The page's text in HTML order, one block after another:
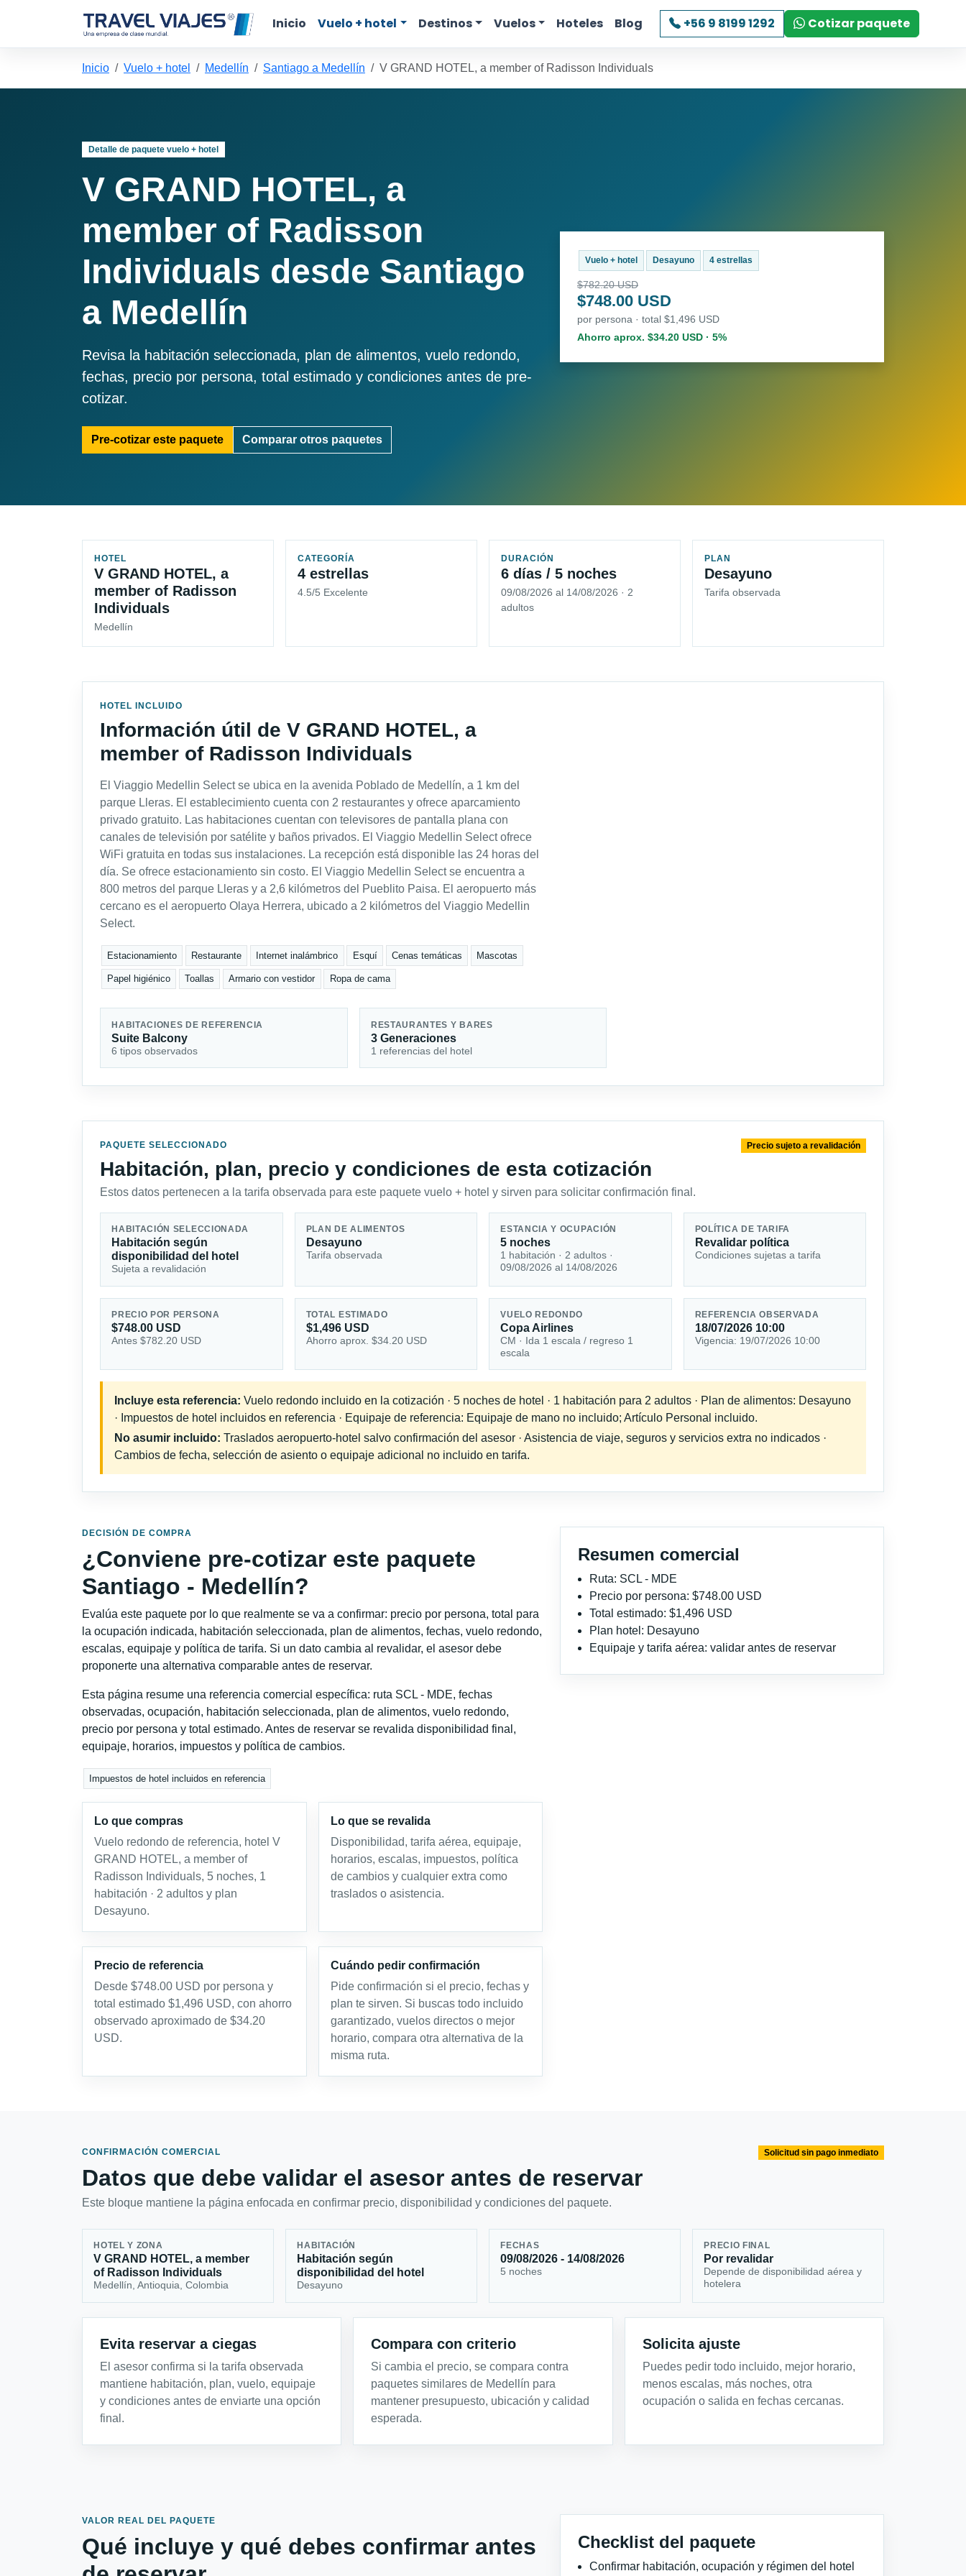
Inicio Vuelo + hotel Destinos Vuelos Hoteles Blog +56 9 8199 1292 Cotizar paquete
Inicio Vuelo + hotel Medellín Santiago a Medellín V GRAND HOTEL, a member of Radisson Individuals
Detalle de paquete vuelo + hotel
V GRAND HOTEL, a
member of Radisson
Individuals desde Santiago
a Medellín
Revisa la habitación seleccionada, plan de alimentos, vuelo redondo,
fechas, precio por persona, total estimado y condiciones antes de pre-
cotizar.
Pre-cotizar este paquete Comparar otros paquetes
Vuelo + hotel Desayuno 4 estrellas
$782.20 USD
$748.00 USD
por persona · total $1,496 USD
Ahorro aprox. $34.20 USD · 5%
HOTEL
V GRAND HOTEL, a
member of Radisson
Individuals
Medellín
CATEGORÍA
4 estrellas
4.5/5 Excelente
DURACIÓN
6 días / 5 noches
09/08/2026 al 14/08/2026 · 2
adultos
PLAN
Desayuno
Tarifa observada
HOTEL INCLUIDO
Información útil de V GRAND HOTEL, a
member of Radisson Individuals
El Viaggio Medellin Select se ubica en la avenida Poblado de Medellín, a 1 km del
parque Lleras. El establecimiento cuenta con 2 restaurantes y ofrece aparcamiento
privado gratuito. Las habitaciones cuentan con televisores de pantalla plana con
canales de televisión por satélite y baños privados. El Viaggio Medellin Select ofrece
WiFi gratuita en todas sus instalaciones. La recepción está disponible las 24 horas del
día. Se ofrece estacionamiento sin costo. El Viaggio Medellin Select se encuentra a
800 metros del parque Lleras y a 2,6 kilómetros del Pueblito Paisa. El aeropuerto más
cercano es el aeropuerto Olaya Herrera, ubicado a 2 kilómetros del Viaggio Medellin
Select.
Estacionamiento Restaurante Internet inalámbrico Esquí Cenas temáticas Mascotas
Papel higiénico Toallas Armario con vestidor Ropa de cama
HABITACIONES DE REFERENCIA
Suite Balcony
6 tipos observados
RESTAURANTES Y BARES
3 Generaciones
1 referencias del hotel
PAQUETE SELECCIONADO
Habitación, plan, precio y condiciones de esta cotización
Estos datos pertenecen a la tarifa observada para este paquete vuelo + hotel y sirven para solicitar confirmación final.
Precio sujeto a revalidación
HABITACIÓN SELECCIONADA
Habitación según
disponibilidad del hotel
Sujeta a revalidación
PLAN DE ALIMENTOS
Desayuno
Tarifa observada
ESTANCIA Y OCUPACIÓN
5 noches
1 habitación · 2 adultos ·
09/08/2026 al 14/08/2026
POLÍTICA DE TARIFA
Revalidar política
Condiciones sujetas a tarifa
PRECIO POR PERSONA
$748.00 USD
Antes $782.20 USD
TOTAL ESTIMADO
$1,496 USD
Ahorro aprox. $34.20 USD
VUELO REDONDO
Copa Airlines
CM · Ida 1 escala / regreso 1
escala
REFERENCIA OBSERVADA
18/07/2026 10:00
Vigencia: 19/07/2026 10:00
Incluye esta referencia: Vuelo redondo incluido en la cotización · 5 noches de hotel · 1 habitación para 2 adultos · Plan de alimentos: Desayuno
· Impuestos de hotel incluidos en referencia · Equipaje de referencia: Equipaje de mano no incluido; Artículo Personal incluido.
No asumir incluido: Traslados aeropuerto-hotel salvo confirmación del asesor · Asistencia de viaje, seguros y servicios extra no indicados ·
Cambios de fecha, selección de asiento o equipaje adicional no incluido en tarifa.
DECISIÓN DE COMPRA
¿Conviene pre-cotizar este paquete
Santiago - Medellín?
Evalúa este paquete por lo que realmente se va a confirmar: precio por persona, total para
la ocupación indicada, habitación seleccionada, plan de alimentos, fechas, vuelo redondo,
escalas, equipaje y política de tarifa. Si un dato cambia al revalidar, el asesor debe
proponerte una alternativa comparable antes de reservar.
Esta página resume una referencia comercial específica: ruta SCL - MDE, fechas
observadas, ocupación, habitación seleccionada, plan de alimentos, vuelo redondo,
precio por persona y total estimado. Antes de reservar se revalida disponibilidad final,
equipaje, horarios, impuestos y política de cambios.
Impuestos de hotel incluidos en referencia
Lo que compras
Vuelo redondo de referencia, hotel V
GRAND HOTEL, a member of
Radisson Individuals, 5 noches, 1
habitación · 2 adultos y plan
Desayuno.
Lo que se revalida
Disponibilidad, tarifa aérea, equipaje,
horarios, escalas, impuestos, política
de cambios y cualquier extra como
traslados o asistencia.
Precio de referencia
Desde $748.00 USD por persona y
total estimado $1,496 USD, con ahorro
observado aproximado de $34.20
USD.
Cuándo pedir confirmación
Pide confirmación si el precio, fechas y
plan te sirven. Si buscas todo incluido
garantizado, vuelos directos o mejor
horario, compara otra alternativa de la
misma ruta.
Resumen comercial
Ruta: SCL - MDE
Precio por persona: $748.00 USD
Total estimado: $1,496 USD
Plan hotel: Desayuno
Equipaje y tarifa aérea: validar antes de reservar
CONFIRMACIÓN COMERCIAL
Datos que debe validar el asesor antes de reservar
Este bloque mantiene la página enfocada en confirmar precio, disponibilidad y condiciones del paquete.
Solicitud sin pago inmediato
HOTEL Y ZONA
V GRAND HOTEL, a member
of Radisson Individuals
Medellín, Antioquia, Colombia
HABITACIÓN
Habitación según
disponibilidad del hotel
Desayuno
FECHAS
09/08/2026 - 14/08/2026
5 noches
PRECIO FINAL
Por revalidar
Depende de disponibilidad aérea y
hotelera
Evita reservar a ciegas
El asesor confirma si la tarifa observada
mantiene habitación, plan, vuelo, equipaje
y condiciones antes de enviarte una opción
final.
Compara con criterio
Si cambia el precio, se compara contra
paquetes similares de Medellín para
mantener presupuesto, ubicación y calidad
esperada.
Solicita ajuste
Puedes pedir todo incluido, mejor horario,
menos escalas, más noches, otra
ocupación o salida en fechas cercanas.
VALOR REAL DEL PAQUETE
Qué incluye y qué debes confirmar antes
Checklist del paquete
Confirmar habitación, ocupación y régimen del hotel